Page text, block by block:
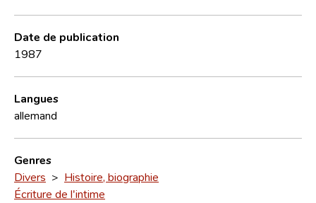
Date de publication
1987
Langues
allemand
Genres
Divers > Histoire, biographie
Écriture de l'intime